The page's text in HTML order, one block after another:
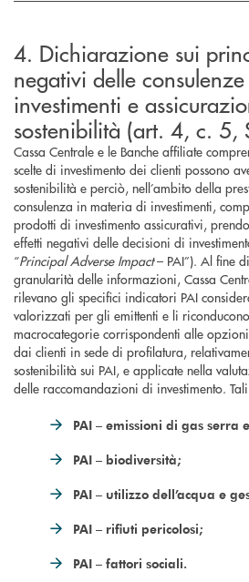
4. Dichiarazione sui
negativi delle
investimenti e
sostenibilità (art. 4, c. 5,
Cassa Centrale e le Banche affiliate
scelte di investimento dei clienti possono
sostenibilità e perciò, nell’ambito della
consulenza in materia di investimenti,
prodotti di investimento assicurativi,
effetti negativi delle decisioni di
“Principal Adverse Impact– PAI”). Al fine
granularità delle informazioni, Cassa
rilevano gli specifici indicatori PAI
valorizzati per gli emittenti e li
macrocategorie corrispondenti alle
dai clienti in sede di profilatura,
sostenibilità sui PAI, e applicate nella
delle raccomandazioni di investimento.
PAI – emissioni di gas
PAI – biodiversità;
PAI – utilizzo dell’acqua e
PAI – rifiuti pericolosi;
PAI – fattori sociali.